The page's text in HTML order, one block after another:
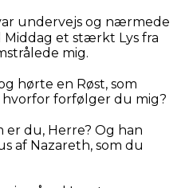
undervejs og nærmede
Middag et stærkt Lys fra
mig.
hørte en Røst, som
hvorfor forfølger du mig?
er du, Herre? Og han
af Nazareth, som du